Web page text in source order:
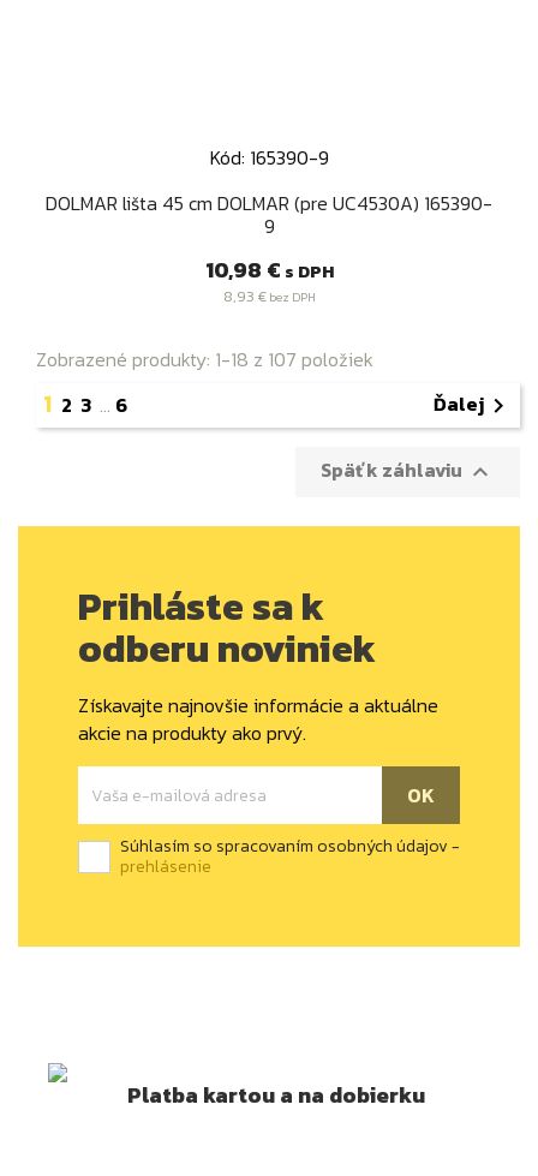
Kód: 165390-9
DOLMAR lišta 45 cm DOLMAR (pre UC4530A) 165390-
9
Cena
10,98 € s DPH
8,93 €bez DPH
Zobrazené produkty: 1-18 z 107 položiek
1 2 3 … 6 Ďalej 
Späť k záhlaviu 
Prihláste sa k
odberu noviniek
Získavajte najnovšie informácie a aktuálne
akcie na produkty ako prvý.
Súhlasím so spracovaním osobných údajov -
prehlásenie
Platba kartou a na dobierku